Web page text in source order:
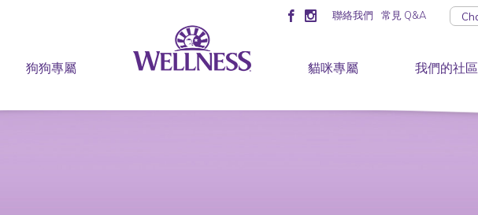
聯絡我們 常見 Q&A
狗狗專屬 貓咪專屬 我們的社區